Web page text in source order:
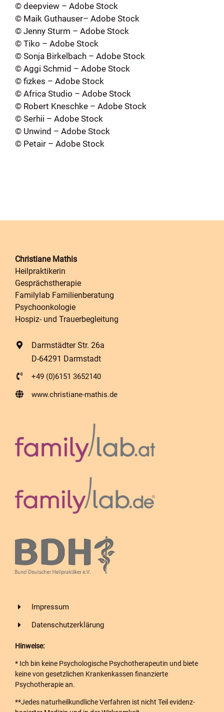
© deepview– Adobe Stock
© Maik Guthauser– Adobe Stock
© Jenny Sturm – Adobe Stock
© Tiko – Adobe Stock
© Sonja Birkelbach– Adobe Stock
© Aggi Schmid – Adobe Stock
© fizkes – Adobe Stock
© Africa Studio – Adobe Stock
© Robert Kneschke– Adobe Stock
© Serhii – Adobe Stock
© Unwind – Adobe Stock
© Petair– Adobe Stock
Christiane Mathis
Heilpraktikerin
Gesprächstherapie
Familylab Familienberatung
Psychoonkologie
Hospiz- und Trauerbegleitung
Darmstädter Str. 26a
D-64291 Darmstadt
+49 (0)6151 3652140
www.christiane-mathis.de
Impressum
Datenschutzerklärung
Hinweise:
* Ich bin keine Psychologische Psychotherapeutin und biete
keine von gesetzlichen Krankenkassen finanzierte
Psychotherapie an.
**Jedes naturheilkundliche Verfahren ist nicht Teil evidenz-